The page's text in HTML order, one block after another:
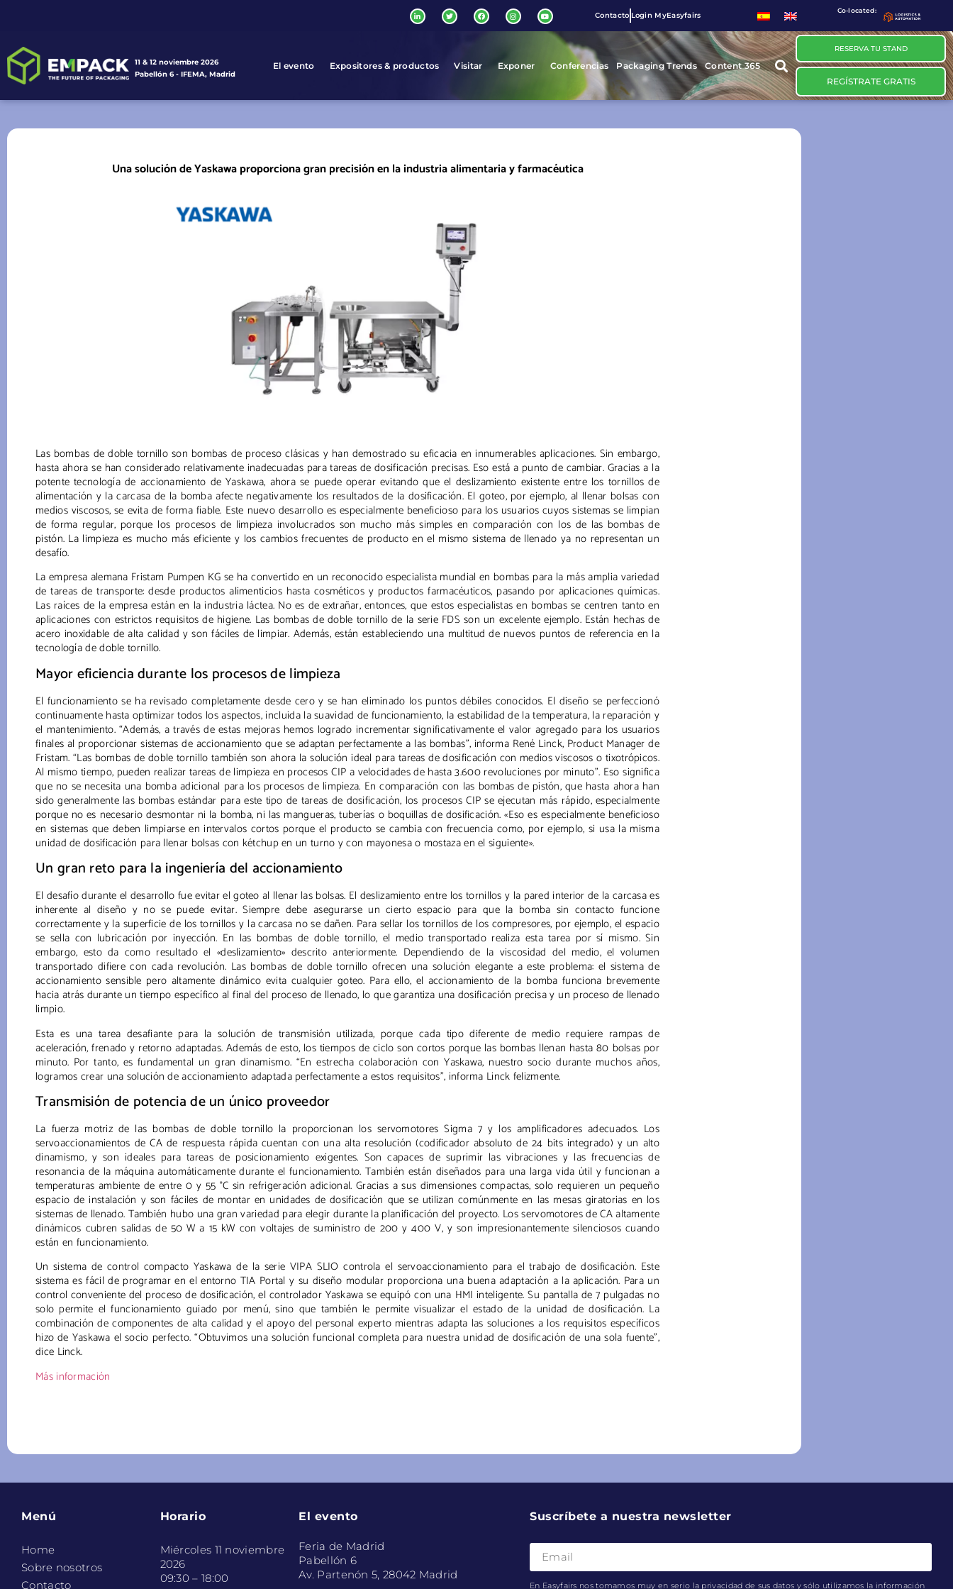
Contacto Login MyEasyfairs
Co-located:
11 & 12 noviembre 2026
Pabellón 6 - IFEMA, Madrid
El evento Expositores & productos Visitar Exponer Conferencias Packaging Trends Content 365
RESERVA TU STAND
REGÍSTRATE GRATIS
Una solución de Yaskawa proporciona gran precisión en la industria alimentaria y farmacéutica
Las bombas de doble tornillo son bombas de proceso clásicas y han demostrado su eficacia en innumerables aplicaciones. Sin embargo,
hasta ahora se han considerado relativamente inadecuadas para tareas de dosificación precisas. Eso está a punto de cambiar. Gracias a la
potente tecnología de accionamiento de Yaskawa, ahora se puede operar evitando que el deslizamiento existente entre los tornillos de
alimentación y la carcasa de la bomba afecte negativamente los resultados de la dosificación. El goteo, por ejemplo, al llenar bolsas con
medios viscosos, se evita de forma fiable. Este nuevo desarrollo es especialmente beneficioso para los usuarios cuyos sistemas se limpian
de forma regular, porque los procesos de limpieza involucrados son mucho más simples en comparación con los de las bombas de
pistón. La limpieza es mucho más eficiente y los cambios frecuentes de producto en el mismo sistema de llenado ya no representan un
desafío.
La empresa alemana Fristam Pumpen KG se ha convertido en un reconocido especialista mundial en bombas para la más amplia variedad
de tareas de transporte: desde productos alimenticios hasta cosméticos y productos farmacéuticos, pasando por aplicaciones químicas.
Las raíces de la empresa están en la industria láctea. No es de extrañar, entonces, que estos especialistas en bombas se centren tanto en
aplicaciones con estrictos requisitos de higiene. Las bombas de doble tornillo de la serie FDS son un excelente ejemplo. Están hechas de
acero inoxidable de alta calidad y son fáciles de limpiar. Además, están estableciendo una multitud de nuevos puntos de referencia en la
tecnología de doble tornillo.
Mayor eficiencia durante los procesos de limpieza
El funcionamiento se ha revisado completamente desde cero y se han eliminado los puntos débiles conocidos. El diseño se perfeccionó
continuamente hasta optimizar todos los aspectos, incluida la suavidad de funcionamiento, la estabilidad de la temperatura, la reparación y
el mantenimiento. “Además, a través de estas mejoras hemos logrado incrementar significativamente el valor agregado para los usuarios
finales al proporcionar sistemas de accionamiento que se adaptan perfectamente a las bombas”, informa René Linck, Product Manager de
Fristam. “Las bombas de doble tornillo también son ahora la solución ideal para tareas de dosificación con medios viscosos o tixotrópicos.
Al mismo tiempo, pueden realizar tareas de limpieza en procesos CIP a velocidades de hasta 3.600 revoluciones por minuto”. Eso significa
que no se necesita una bomba adicional para los procesos de limpieza. En comparación con las bombas de pistón, que hasta ahora han
sido generalmente las bombas estándar para este tipo de tareas de dosificación, los procesos CIP se ejecutan más rápido, especialmente
porque no es necesario desmontar ni la bomba, ni las mangueras, tuberías o boquillas de dosificación. «Eso es especialmente beneficioso
en sistemas que deben limpiarse en intervalos cortos porque el producto se cambia con frecuencia como, por ejemplo, si usa la misma
unidad de dosificación para llenar bolsas con kétchup en un turno y con mayonesa o mostaza en el siguiente».
Un gran reto para la ingeniería del accionamiento
El desafío durante el desarrollo fue evitar el goteo al llenar las bolsas. El deslizamiento entre los tornillos y la pared interior de la carcasa es
inherente al diseño y no se puede evitar. Siempre debe asegurarse un cierto espacio para que la bomba sin contacto funcione
correctamente y la superficie de los tornillos y la carcasa no se dañen. Para sellar los tornillos de los compresores, por ejemplo, el espacio
se sella con lubricación por inyección. En las bombas de doble tornillo, el medio transportado realiza esta tarea por sí mismo. Sin
embargo, esto da como resultado el «deslizamiento» descrito anteriormente. Dependiendo de la viscosidad del medio, el volumen
transportado difiere con cada revolución. Las bombas de doble tornillo ofrecen una solución elegante a este problema: el sistema de
accionamiento sensible pero altamente dinámico evita cualquier goteo. Para ello, el accionamiento de la bomba funciona brevemente
hacia atrás durante un tiempo específico al final del proceso de llenado, lo que garantiza una dosificación precisa y un proceso de llenado
limpio.
Esta es una tarea desafiante para la solución de transmisión utilizada, porque cada tipo diferente de medio requiere rampas de
aceleración, frenado y retorno adaptadas. Además de esto, los tiempos de ciclo son cortos porque las bombas llenan hasta 80 bolsas por
minuto. Por tanto, es fundamental un gran dinamismo. “En estrecha colaboración con Yaskawa, nuestro socio durante muchos años,
logramos crear una solución de accionamiento adaptada perfectamente a estos requisitos”, informa Linck felizmente.
Transmisión de potencia de un único proveedor
La fuerza motriz de las bombas de doble tornillo la proporcionan los servomotores Sigma 7 y los amplificadores adecuados. Los
servoaccionamientos de CA de respuesta rápida cuentan con una alta resolución (codificador absoluto de 24 bits integrado) y un alto
dinamismo, y son ideales para tareas de posicionamiento exigentes. Son capaces de suprimir las vibraciones y las frecuencias de
resonancia de la máquina automáticamente durante el funcionamiento. También están diseñados para una larga vida útil y funcionan a
temperaturas ambiente de entre 0 y 55 °C sin refrigeración adicional. Gracias a sus dimensiones compactas, solo requieren un pequeño
espacio de instalación y son fáciles de montar en unidades de dosificación que se utilizan comúnmente en las mesas giratorias en los
sistemas de llenado. También hubo una gran variedad para elegir durante la planificación del proyecto. Los servomotores de CA altamente
dinámicos cubren salidas de 50 W a 15 kW con voltajes de suministro de 200 y 400 V, y son impresionantemente silenciosos cuando
están en funcionamiento.
Un sistema de control compacto Yaskawa de la serie VIPA SLIO controla el servoaccionamiento para el trabajo de dosificación. Este
sistema es fácil de programar en el entorno TIA Portal y su diseño modular proporciona una buena adaptación a la aplicación. Para un
control conveniente del proceso de dosificación, el controlador Yaskawa se equipó con una HMI inteligente. Su pantalla de 7 pulgadas no
solo permite el funcionamiento guiado por menú, sino que también le permite visualizar el estado de la unidad de dosificación. La
combinación de componentes de alta calidad y el apoyo del personal experto mientras adapta las soluciones a los requisitos específicos
hizo de Yaskawa el socio perfecto. “Obtuvimos una solución funcional completa para nuestra unidad de dosificación de una sola fuente”,
dice Linck.
Más información
Menú
Home
Sobre nosotros
Contacto
Horario
Miércoles 11 noviembre
2026
09:30 – 18:00
El evento
Feria de Madrid
Pabellón 6
Av. Partenón 5, 28042 Madrid
Suscríbete a nuestra newsletter
En Easyfairs nos tomamos muy en serio la privacidad de sus datos y sólo utilizamos la información